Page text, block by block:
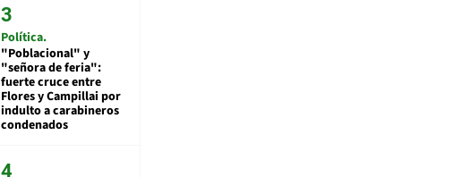
Política
"Poblacional" y
"señora de feria":
fuerte cruce entre
Flores y Campillai por
indulto a carabineros
condenados